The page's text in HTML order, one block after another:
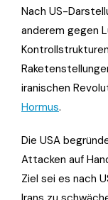
Nach US-
anderem gegen
iranischen
Hormus.
Die USA
Attacken auf
Ziel sei es nach